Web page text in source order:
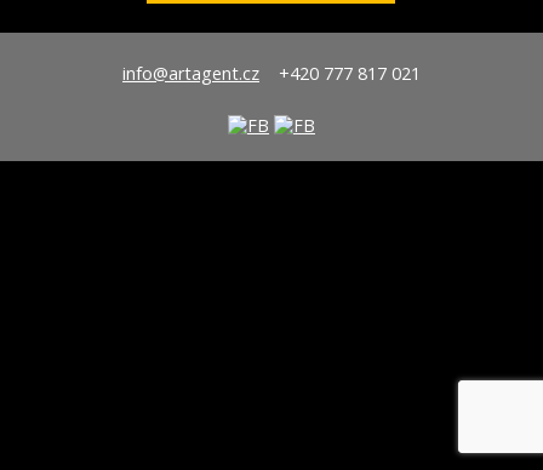
info@artagent.cz+420 777 817 021